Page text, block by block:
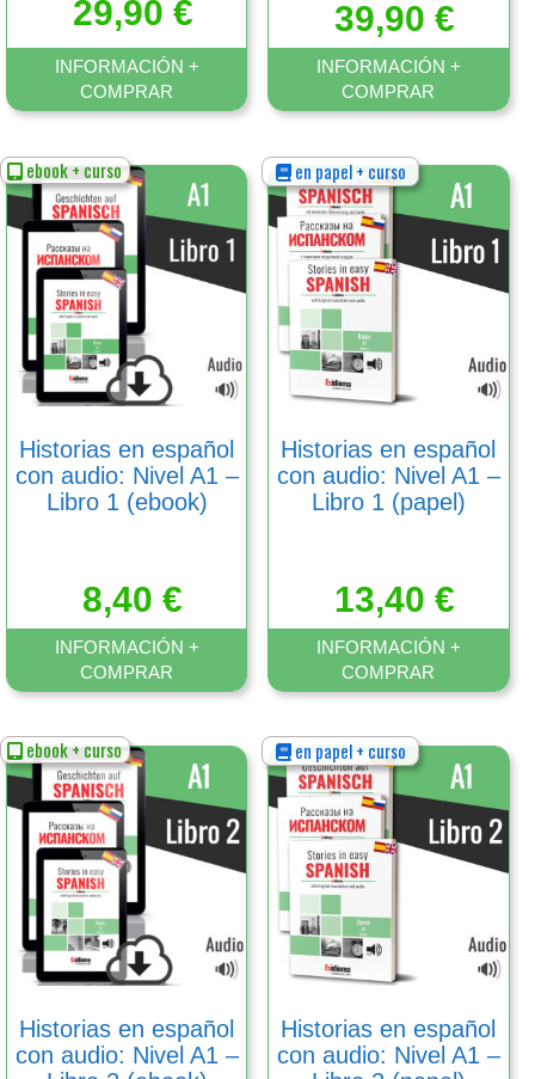
29,90 €
INFORMACIÓN +
COMPRAR
con
5.00
de 5
39,90 €
INFORMACIÓN +
COMPRAR
ebook + curso
Historias en español
con audio: Nivel A1 –
Libro 1 (ebook)
8,40€
INFORMACIÓN +
COMPRAR
Este
producto
tiene
múltiples
variantes.
opciones
pueden
elegir
página
en papel + curso
Historias en español
con audio: Nivel A1 –
Libro 1 (papel)
13,40 €
INFORMACIÓN +
COMPRAR
Este
producto
tiene
múltiples
variantes.
Las
opciones
se
pueden
elegir
página
ebook + curso
Historias en español
con audio: Nivel A1 –
Este
producto
tiene
múltiples
variantes.
opciones
pueden
elegir
página
en papel + curso
Historias en español
con audio: Nivel A1 –
Este
producto
tiene
múltiples
variantes.
opciones
se
pueden
elegir
página